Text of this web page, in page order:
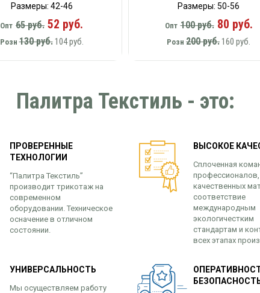
Размеры: 42-46
Опт 65 руб. 52 руб.
Розн 130 руб.104 руб.
Размеры: 50-56
Опт 100 руб.80 руб.
Розн 200 руб. 160 руб.
Палитра Текстиль - это:
ПРОВЕРЕННЫЕ
ТЕХНОЛОГИИ
“Палитра Текстиль”
производит трикотаж на
современном
оборудовании. Техническое
осначение в отличном
состоянии.
ВЫСОКОЕ
Сплоченная
качественных
соответствие
международным
экологичестким
стандартам и
всех этапах
УНИВЕРСАЛЬНОСТЬ
Мы осуществляем работу